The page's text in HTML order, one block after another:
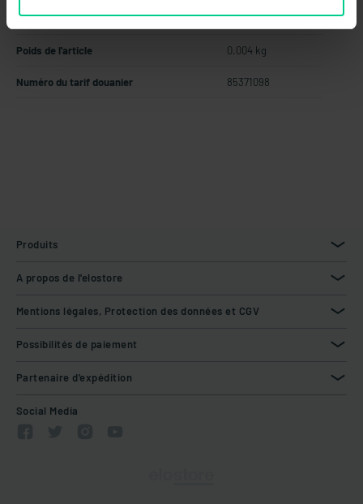
Pays d'origine Allemagne
Poids de l'article 0.004 kg
Numéro du tarif douanier 85371098
Produits
A propos de l'elostore
Mentions légales, Protection des données et CGV
Possibilités de paiement
Partenaire d'expédition
Social Media